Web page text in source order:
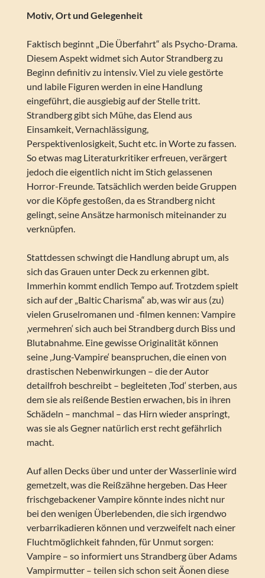
Motiv, Ort und Gelegenheit
Faktisch beginnt „Die Überfahrt“ als Psycho-Drama.
Diesem Aspekt widmet sich Autor Strandberg zu
Beginn definitiv zu intensiv. Viel zu viele gestörte
und labile Figuren werden in eine Handlung
eingeführt, die ausgiebig auf der Stelle tritt.
Strandberg gibt sich Mühe, das Elend aus
Einsamkeit, Vernachlässigung,
Perspektivenlosigkeit, Sucht etc. in Worte zu fassen.
So etwas mag Literaturkritiker erfreuen, verärgert
jedoch die eigentlich nicht im Stich gelassenen
Horror-Freunde. Tatsächlich werden beide Gruppen
vor die Köpfe gestoßen, da es Strandberg nicht
gelingt, seine Ansätze harmonisch miteinander zu
verknüpfen.
Stattdessen schwingt die Handlung abrupt um, als
sich das Grauen unter Deck zu erkennen gibt.
Immerhin kommt endlich Tempo auf. Trotzdem spielt
sich auf der „Baltic Charisma“ ab, was wir aus (zu)
vielen Gruselromanen und -filmen kennen: Vampire
‚vermehren‘ sich auch bei Strandberg durch Biss und
Blutabnahme. Eine gewisse Originalität können
seine ‚Jung-Vampire‘ beanspruchen, die einen von
drastischen Nebenwirkungen – die der Autor
detailfroh beschreibt – begleiteten ‚Tod‘ sterben, aus
dem sie als reißende Bestien erwachen, bis in ihren
Schädeln – manchmal – das Hirn wieder anspringt,
was sie als Gegner natürlich erst recht gefährlich
macht.
Auf allen Decks über und unter der Wasserlinie wird
gemetzelt, was die Reißzähne hergeben. Das Heer
frischgebackener Vampire könnte indes nicht nur
bei den wenigen Überlebenden, die sich irgendwo
verbarrikadieren können und verzweifelt nach einer
Fluchtmöglichkeit fahnden, für Unmut sorgen:
Vampire – so informiert uns Strandberg über Adams
Vampirmutter – teilen sich schon seit Äonen diese